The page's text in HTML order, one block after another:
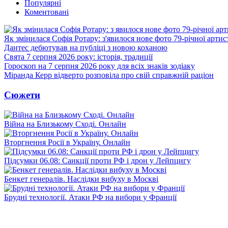
Популярні
Коментовані
Як змінилася Софія Ротару: з'явилося нове фото 79-річної
Дантес дебютував на публіці з новою коханою
Свята 7 серпня 2026 року: історія, традиції
Гороскоп на 7 серпня 2026 року для всіх знаків зодіаку
Міранда Керр відверто розповіла про свій справжній раціон
Сюжети
Війна на Близькому Сході. Онлайн
Вторгнення Росії в Україну. Онлайн
Підсумки 06.08: Санкції проти РФ і дрон у Лейпцигу
Бенкет генералів. Наслідки вибуху в Москві
Брудні технології. Атаки РФ на вибори у Франції